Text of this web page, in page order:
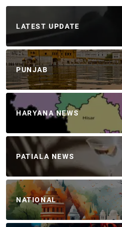
LATEST UPDATE
PUNJAB
HARYANA NEWS
PATIALA NEWS
NATIONAL